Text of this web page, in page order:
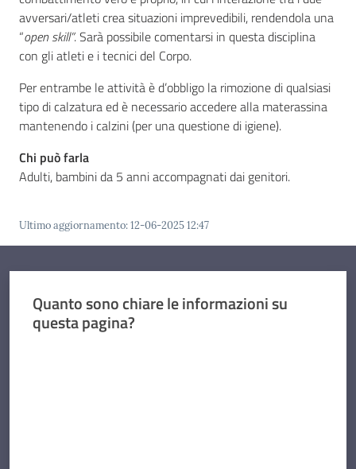
Contatti
Seguici
su
avversari/atleti crea situazioni imprevedibili, rendendola una
“open skill”. Sarà possibile comentarsi in questa disciplina
con gli atleti e i tecnici del Corpo.
Per entrambe le attività è d’obbligo la rimozione di qualsiasi
tipo di calzatura ed è necessario accedere alla materassina
mantenendo i calzini (per una questione di igiene).
Chi può farla
Adulti, bambini da 5 anni accompagnati dai genitori.
Ultimo aggiornamento:12-06-2025 12:47
Quanto sono chiare le informazioni su
questa pagina?